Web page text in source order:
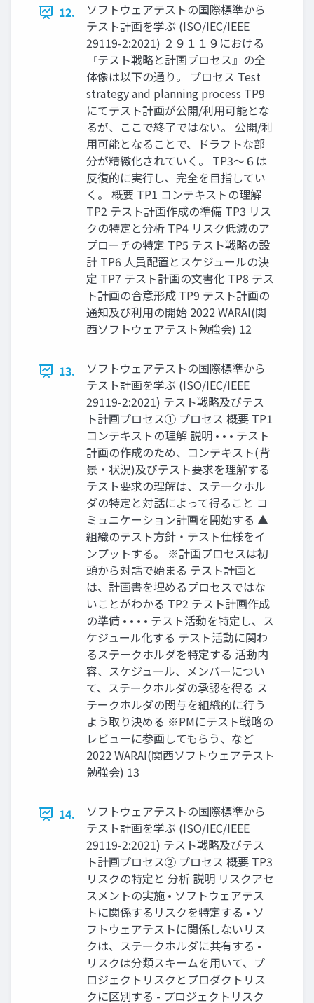
12.
ソフトウェアテストの国際標準から
テスト計画を学ぶ (ISO/IEC/IEEE
29119-2:2021) ２９１１９における
『テスト戦略と計画プロセス』の全
体像は以下の通り。 プロセス Test
strategy and planning process TP9
にてテスト計画が公開/利用可能とな
るが、ここで終了ではない。 公開/利
用可能となることで、ドラフトな部
分が精緻化されていく。 TP3～６は
反復的に実行し、完全を目指してい
く。 概要 TP1 コンテキストの理解
TP2 テスト計画作成の準備 TP3 リス
クの特定と分析 TP4 リスク低減のア
プローチの特定 TP5 テスト戦略の設
計 TP6 人員配置とスケジュールの決
定 TP7 テスト計画の文書化 TP8 テス
ト計画の合意形成 TP9 テスト計画の
通知及び利用の開始 2022 WARAI(関
西ソフトウェアテスト勉強会) 12
13.
ソフトウェアテストの国際標準から
テスト計画を学ぶ (ISO/IEC/IEEE
29119-2:2021) テスト戦略及びテス
ト計画プロセス① プロセス 概要 TP1
コンテキストの理解 説明 • • • テスト
計画の作成のため、コンテキスト(背
景・状況)及びテスト要求を理解する
テスト要求の理解は、ステークホル
ダの特定と対話によって得ること コ
ミュニケーション計画を開始する ▲
組織のテスト方針・テスト仕様をイ
ンプットする。 ※計画プロセスは初
頭から対話で始まる テスト計画と
は、計画書を埋めるプロセスではな
いことがわかる TP2 テスト計画作成
の準備 • • • • テスト活動を特定し、ス
ケジュール化する テスト活動に関わ
るステークホルダを特定する 活動内
容、スケジュール、メンバーについ
て、ステークホルダの承認を得る ス
テークホルダの関与を組織的に行う
よう取り決める ※PMにテスト戦略の
レビューに参画してもらう、など
2022 WARAI(関西ソフトウェアテスト
勉強会) 13
14.
ソフトウェアテストの国際標準から
テスト計画を学ぶ (ISO/IEC/IEEE
29119-2:2021) テスト戦略及びテス
ト計画プロセス② プロセス 概要 TP3
リスクの特定と 分析 説明 リスクアセ
スメントの実施 • ソフトウェアテス
トに関係するリスクを特定する • ソ
フトウェアテストに関係しないリス
クは、ステークホルダに共有する •
リスクは分類スキームを用いて、プ
ロジェクトリスクとプロダクトリス
クに区別する - プロジェクトリスク